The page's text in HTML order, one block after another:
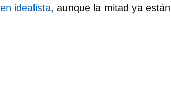
idealista, aunque la mitad ya